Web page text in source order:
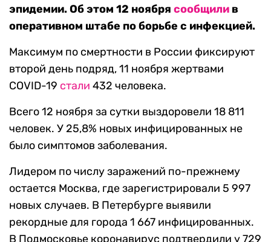
эпидемии. Об этом 12 ноября сообщили в
оперативном штабе по борьбе с инфекцией.
Максимум по смертности в России фиксируют
второй день подряд, 11 ноября жертвами
COVID-19 стали 432 человека.
Всего 12 ноября за сутки выздоровели 18 811
человек. У 25,8% новых инфицированных не
было симптомов заболевания.
Лидером по числу заражений по-прежнему
остается Москва, где зарегистрировали 5 997
новых случаев. В Петербурге выявили
рекордные для города 1 667 инфицированных.
В Подмосковье коронавирус подтвердили у 729